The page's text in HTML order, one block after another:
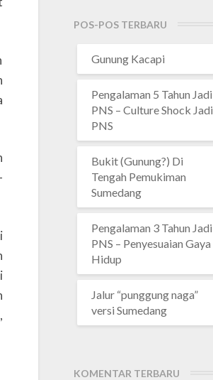
POS-POS TERBARU
Gunung Kacapi
Pengalaman 5 Tahun Jadi
PNS – Culture Shock Jadi
PNS
Bukit (Gunung?) Di
Tengah Pemukiman
Sumedang
Pengalaman 3 Tahun Jadi
PNS – Penyesuaian Gaya
Hidup
Jalur “punggung naga”
versi Sumedang
KOMENTAR TERBARU